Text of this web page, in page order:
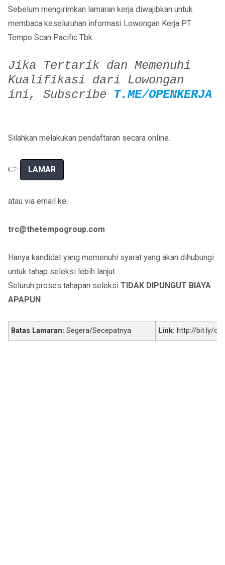
Sebelum mengirimkan lamaran kerja diwajibkan untuk
membaca keseluruhan informasi Lowongan Kerja PT
Tempo Scan Pacific Tbk.
Jika Tertarik dan Memenuhi
Kualifikasi dari Lowongan
ini, Subscribe T.ME/OPENKERJA
Silahkan melakukan pendaftaran secara online.
👉 LAMAR
atau via email ke:
trc@thetempogroup.com
Hanya kandidat yang memenuhi syarat yang akan dihubungi
untuk tahap seleksi lebih lanjut.
Seluruh proses tahapan seleksi TIDAK DIPUNGUT BIAYA
APAPUN.
Batas Lamaran: Segera/Secepatnya Link: http://bit.ly/